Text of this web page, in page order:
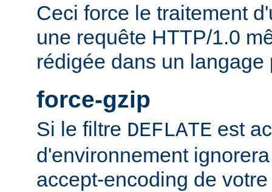
Ceci force le traitement
une requête HTTP/1.0
rédigée dans un langage
force-gzip
Si le filtre DEFLATE est
d'environnement
accept-encoding de